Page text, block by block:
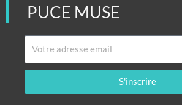
PUCE MUSE
S'inscrire